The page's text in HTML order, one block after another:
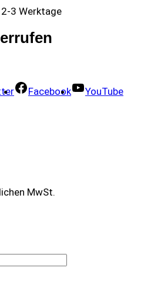
3 Werktage
Facebook
YouTube
MwSt.